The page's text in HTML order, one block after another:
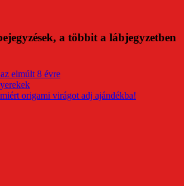
a többit a lábjegyzetben
elmúlt 8 évre
origami virágot adj ajándékba!